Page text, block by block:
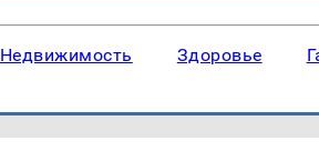
Недвижимость Здоровье